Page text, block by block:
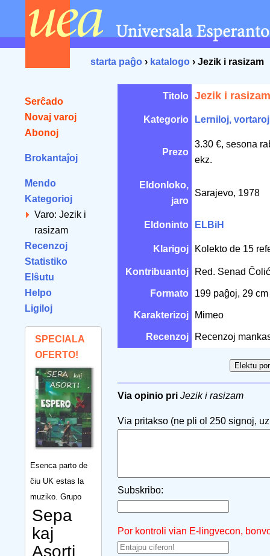
starta paĝo › katalogo › Jezik i rasizam
Serĉado
Novaj varoj
Abonoj
Brokantaĵoj
Mendo
Kategorioj
Varo: Jezik i
rasizam
Recenzoj
Statistiko
Elŝutu
Helpo
Ligiloj
SPECIALA
OFERTO!
Esenca parto de
ĉiu UK estas la
muziko. Grupo
Sepa
kaj
Asorti
Titolo Jezik i rasizam
Kategorio Lerniloj, vortaroj
Prezo
3.30 €, sesona
ekz.
Eldonloko,
jaro
Sarajevo, 1978
Eldoninto ELBiH
Klarigoj Kolekto de 15
Kontribuantoj Red. Senad
Formato 199 paĝoj, 29 cm
Karakterizoj Mimeo
Recenzoj Recenzoj
Via opinio pri Jezik i rasizam
Via pritakso (ne pli ol 250 signoj,
Subskribo:
Por kontroli vian E-lingvecon,